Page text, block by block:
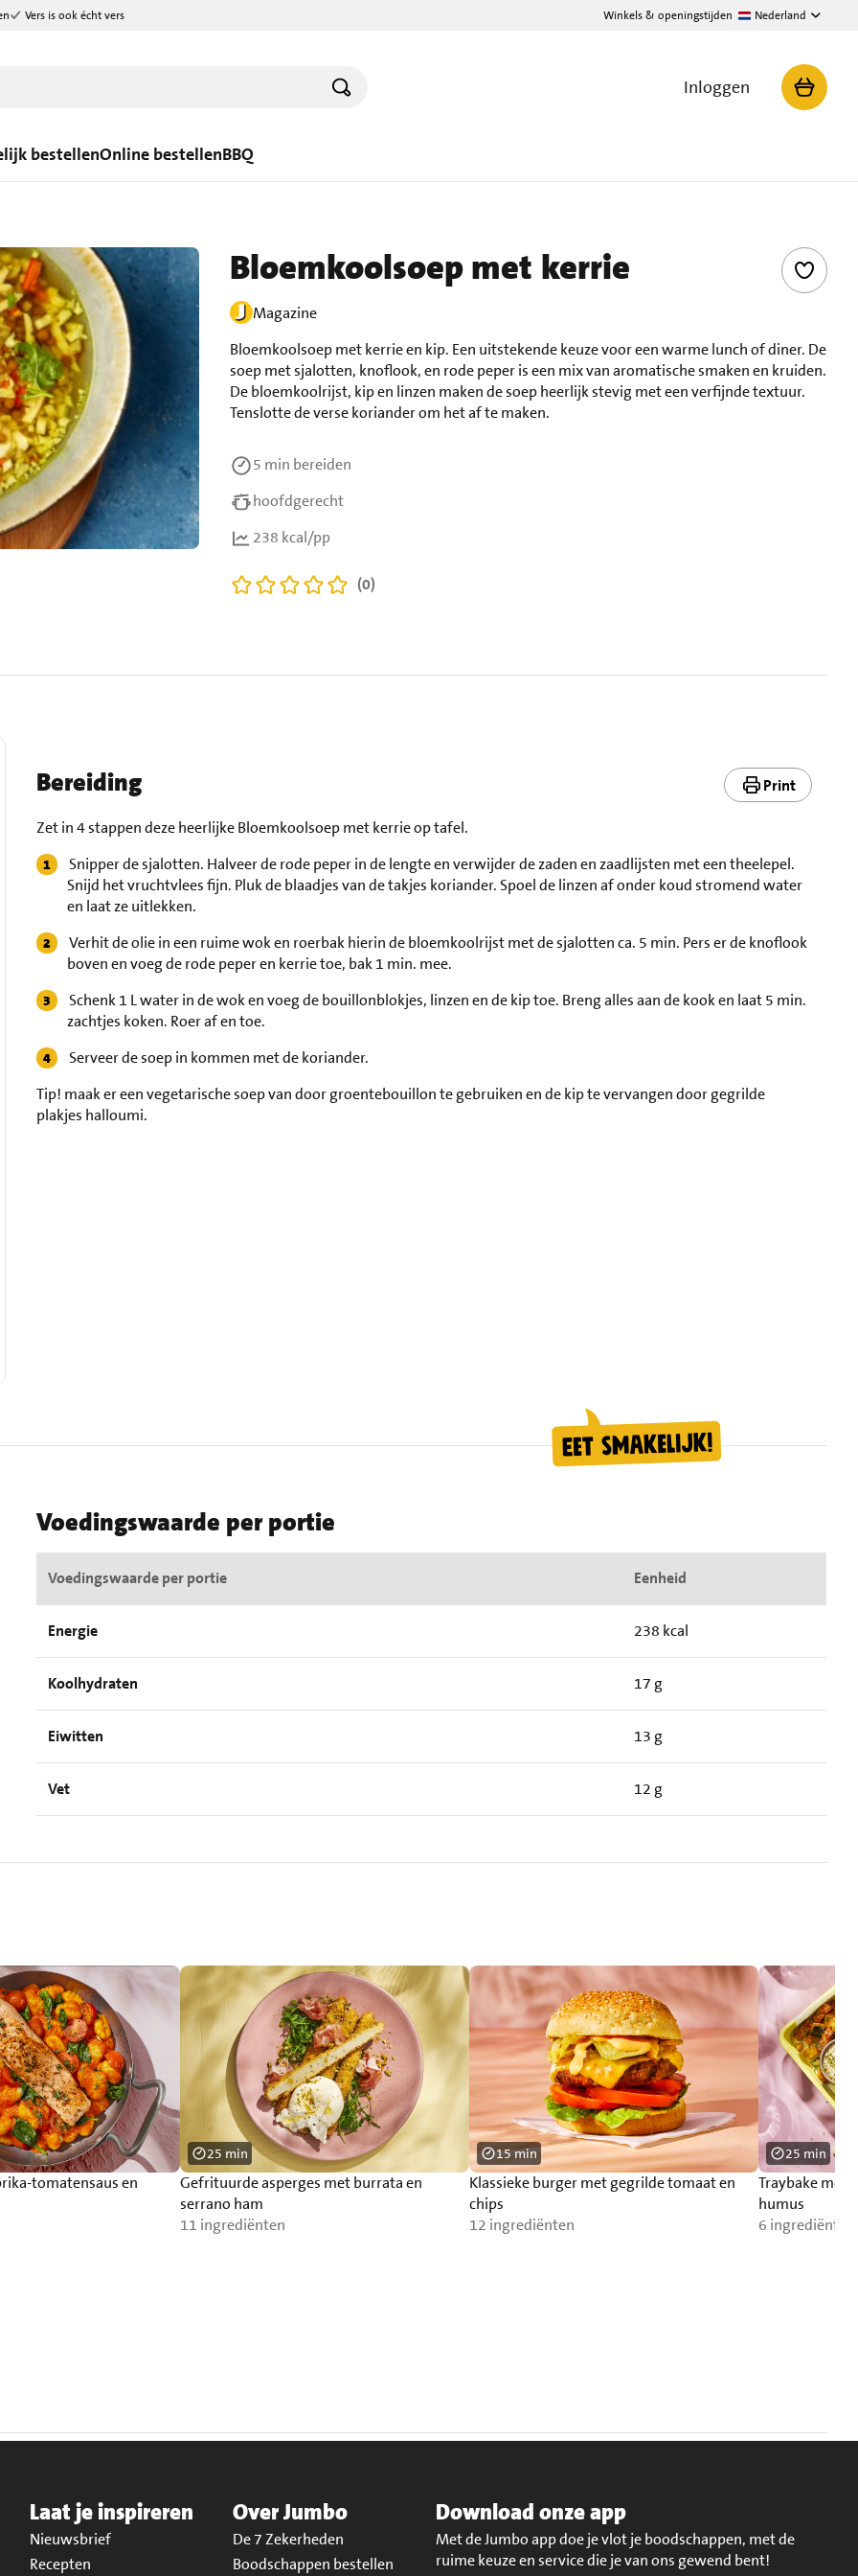
Vers is ook écht vers Winkels & openingstijden Nederland
Inloggen
bestellenOnline bestellenBBQ
Bloemkoolsoep met kerrie
Magazine
Bloemkoolsoep met kerrie en kip. Een uitstekende keuze voor een warme lunch of diner. De
soep met sjalotten, knoflook, en rode peper is een mix van aromatische smaken en kruiden.
De bloemkoolrijst, kip en linzen maken de soep heerlijk stevig met een verfijnde textuur.
Tenslotte de verse koriander om het af te maken.
5 min bereiden
hoofdgerecht
238 kcal/pp
(0)
Bereiding Print
Zet in 4 stappen deze heerlijke Bloemkoolsoep met kerrie op tafel.
Snipper de sjalotten. Halveer de rode peper in de lengte en verwijder de zaden en zaadlijsten met een theelepel.
Snijd het vruchtvlees fijn. Pluk de blaadjes van de takjes koriander. Spoel de linzen af onder koud stromend water
en laat ze uitlekken.
Verhit de olie in een ruime wok en roerbak hierin de bloemkoolrijst met de sjalotten ca. 5 min. Pers er de knoflook
boven en voeg de rode peper en kerrie toe, bak 1 min. mee.
Schenk 1 L water in de wok en voeg de bouillonblokjes, linzen en de kip toe. Breng alles aan de kook en laat 5 min.
zachtjes koken. Roer af en toe.
Serveer de soep in kommen met de koriander.
Tip! maak er een vegetarische soep van door groentebouillon te gebruiken en de kip te vervangen door gegrilde
plakjes halloumi.
Voedingswaarde per portie
Voedingswaarde per portie Eenheid
Energie 238 kcal
Koolhydraten 17 g
Eiwitten 13 g
Vet 12 g
tomatensaus en
Gefrituurde asperges met burrata en
serrano ham
11 ingrediënten
25 min
Klassieke burger met gegrilde tomaat en
chips
12 ingrediënten
15 min
Traybake met
humus
6 ingrediënten
25 min
Laat je inspireren
Nieuwsbrief
Recepten
Over Jumbo
De 7 Zekerheden
Boodschappen bestellen
Download onze app
Met de Jumbo app doe je vlot je boodschappen, met de
ruime keuze en service die je van ons gewend bent!